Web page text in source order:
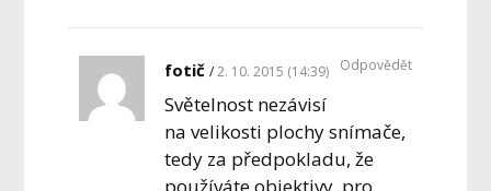
fotič 2. 10. 2015 (14:39)
Světelnost nezávisí
na velikosti plochy snímače,
tedy za předpokladu, že
používáte objektivy, pro
Odpovědět